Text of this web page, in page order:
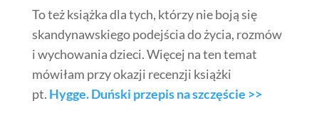
To też książka dla tych, którzy nie boją się
skandynawskiego podejścia do życia, rozmów
i wychowania dzieci. Więcej na ten temat
mówiłam przy okazji recenzji książki
pt. Hygge. Duński przepis na szczęście >>